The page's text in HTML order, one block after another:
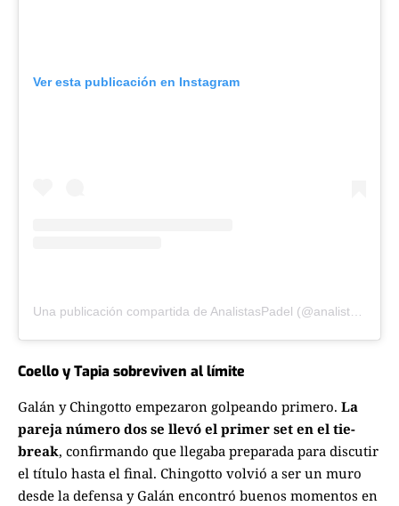
Ver esta publicación en Instagram
Coello y Tapia sobreviven al límite
Galán y Chingotto empezaron golpeando primero. La
pareja número dos se llevó el primer set en el tie-
break, confirmando que llegaba preparada para discutir
el título hasta el final. Chingotto volvió a ser un muro
desde la defensa y Galán encontró buenos momentos en